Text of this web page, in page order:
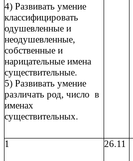
4) Развивать умение
классифицировать
одушевленные и
неодушевленные,
собственные и
нарицательные имена
существительные.
5) Развивать умение
различать род, число в
именах
существительных.
1 26.11